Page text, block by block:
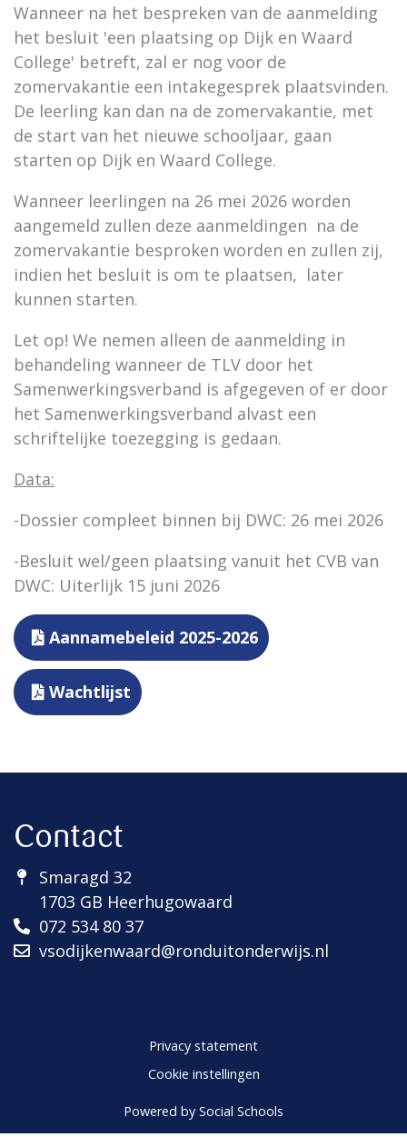
Wanneer na het bespreken van de aanmelding
het besluit 'een plaatsing op Dijk en Waard
College' betreft, zal er nog voor de
zomervakantie een intakegesprek plaatsvinden.
De leerling kan dan na de zomervakantie, met
de start van het nieuwe schooljaar, gaan
starten op Dijk en Waard College.
Wanneer leerlingen na 26 mei 2026 worden
aangemeld zullen deze aanmeldingen na de
zomervakantie besproken worden en zullen zij,
indien het besluit is om te plaatsen, later
kunnen starten.
Let op! We nemen alleen de aanmelding in
behandeling wanneer de TLV door het
Samenwerkingsverband is afgegeven of er door
het Samenwerkingsverband alvast een
schriftelijke toezegging is gedaan.
Data:
-Dossier compleet binnen bij DWC: 26 mei 2026
-Besluit wel/geen plaatsing vanuit het CVB van
DWC: Uiterlijk 15 juni 2026
Aannamebeleid 2025-2026
Wachtlijst
Contact
Smaragd 32
1703 GB Heerhugowaard
072 534 80 37
vsodijkenwaard@ronduitonderwijs.nl
Privacy statement
Cookie instellingen
Powered by Social Schools